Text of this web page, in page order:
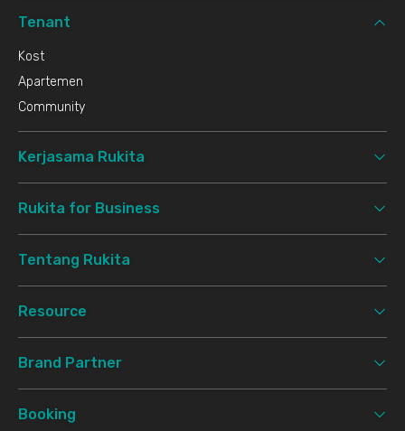
Tenant
Kost
Apartemen
Community
Kerjasama Rukita
Rukita for Business
Tentang Rukita
Resource
Brand Partner
Booking